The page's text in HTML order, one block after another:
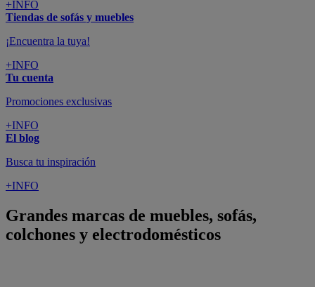
+INFO
Tiendas de sofás y muebles
¡Encuentra la tuya!
+INFO
Tu cuenta
Promociones exclusivas
+INFO
El blog
Busca tu inspiración
+INFO
Grandes marcas de muebles, sofás,
colchones y electrodomésticos